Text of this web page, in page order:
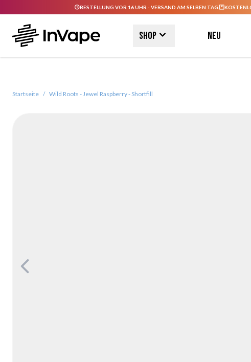
BESTELLUNG VOR 16 UHR - VERSAND AM SELBEN TAG.
Shop Neu
Startseite / Wild Roots - Jewel Raspberry - Shortfill